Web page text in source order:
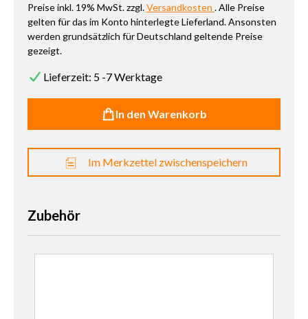
Preise inkl. 19% MwSt. zzgl.Versandkosten . Alle Preise
gelten für das im Konto hinterlegte Lieferland. Ansonsten
werden grundsätzlich für Deutschland geltende Preise
gezeigt.
Lieferzeit: 5 -7 Werktage
In den Warenkorb
Im Merkzettel zwischenspeichern
Zubehör